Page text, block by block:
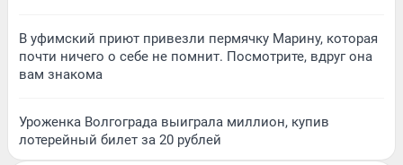
В уфимский приют привезли пермячку Марину, которая
почти ничего о себе не помнит. Посмотрите, вдруг она
вам знакома
Уроженка Волгограда выиграла миллион, купив
лотерейный билет за 20 рублей